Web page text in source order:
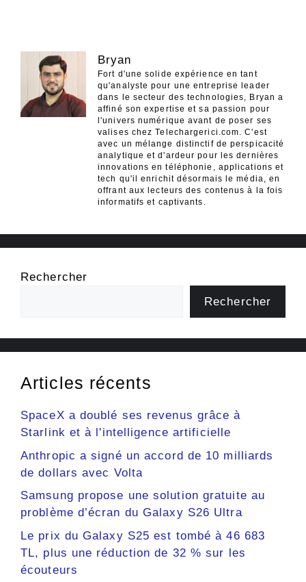
Bryan
Fort d'une solide expérience en tant
qu'analyste pour une entreprise leader
dans le secteur des technologies, Bryan a
affiné son expertise et sa passion pour
l'univers numérique avant de poser ses
valises chez Telechargerici.com. C'est
avec un mélange distinctif de perspicacité
analytique et d'ardeur pour les dernières
innovations en téléphonie, applications et
tech qu'il enrichit désormais le média, en
offrant aux lecteurs des contenus à la fois
informatifs et captivants.
Rechercher
Rechercher
Articles récents
SpaceX a doublé ses revenus grâce à
Starlink et à l'intelligence artificielle
Anthropic a signé un accord de 10 milliards
de dollars avec Volta
Samsung propose une solution gratuite au
problème d’écran du Galaxy S26 Ultra
Le prix du Galaxy S25 est tombé à 46 683
TL, plus une réduction de 32 % sur les
écouteurs